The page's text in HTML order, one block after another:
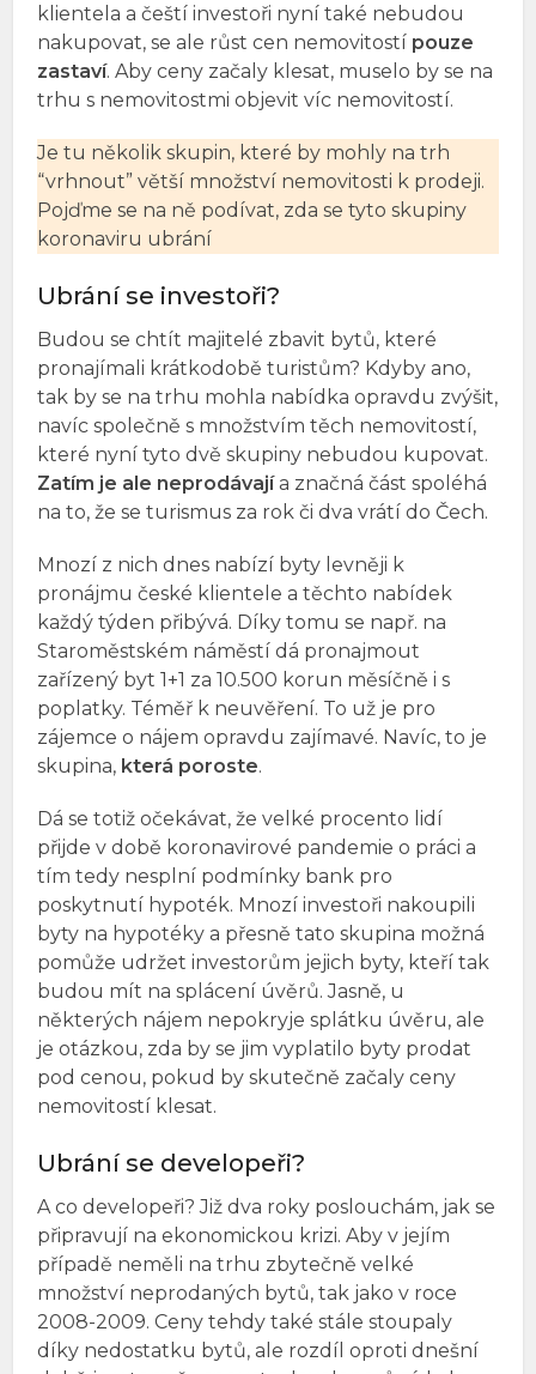
klientela a čeští investoři nyní také nebudou
nakupovat, se ale růst cen nemovitostí pouze
zastaví. Aby ceny začaly klesat, muselo by se na
trhu s nemovitostmi objevit víc nemovitostí.
Je tu několik skupin, které by mohly na trh
“vrhnout” větší množství nemovitosti k prodeji.
Pojďme se na ně podívat, zda se tyto skupiny
koronaviru ubrání
Ubrání se investoři?
Budou se chtít majitelé zbavit bytů, které
pronajímali krátkodobě turistům? Kdyby ano,
tak by se na trhu mohla nabídka opravdu zvýšit,
navíc společně s množstvím těch nemovitostí,
které nyní tyto dvě skupiny nebudou kupovat.
Zatím je ale neprodávajía značná část spoléhá
na to, že se turismus za rok či dva vrátí do Čech.
Mnozí z nich dnes nabízí byty levněji k
pronájmu české klientele a těchto nabídek
každý týden přibývá. Díky tomu se např. na
Staroměstském náměstí dá pronajmout
zařízený byt 1+1 za 10.500 korun měsíčně i s
poplatky. Téměř k neuvěření. To už je pro
zájemce o nájem opravdu zajímavé. Navíc, to je
skupina, která poroste.
Dá se totiž očekávat, že velké procento lidí
přijde v době koronavirové pandemie o práci a
tím tedy nesplní podmínky bank pro
poskytnutí hypoték. Mnozí investoři nakoupili
byty na hypotéky a přesně tato skupina možná
pomůže udržet investorům jejich byty, kteří tak
budou mít na splácení úvěrů. Jasně, u
některých nájem nepokryje splátku úvěru, ale
je otázkou, zda by se jim vyplatilo byty prodat
pod cenou, pokud by skutečně začaly ceny
nemovitostí klesat.
Ubrání se developeři?
A co developeři? Již dva roky poslouchám, jak se
připravují na ekonomickou krizi. Aby v jejím
případě neměli na trhu zbytečně velké
množství neprodaných bytů, tak jako v roce
2008-2009. Ceny tehdy také stále stoupaly
díky nedostatku bytů, ale rozdíl oproti dnešní